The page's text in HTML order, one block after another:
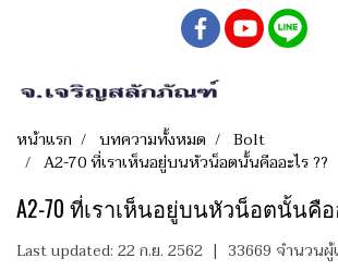
หน้าแรก บทความทั้งหมด
Bolt
A2-70 ที่เราเห็นอยู่บนหัวน็อตนั้นคืออะไร ??
A2-70 ที่เราเห็นอยู่บนหัวน็อตนั้นคือ
Last updated: 22 ก.ย. 2562 | 33669 จำนวนผู้